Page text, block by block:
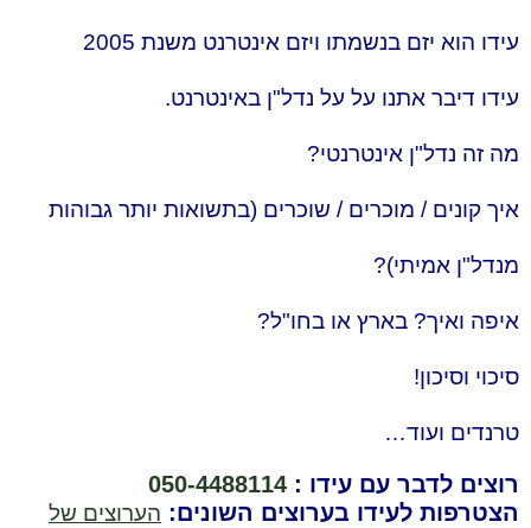
עידו הוא יזם בנשמתו ויזם אינטרנט משנת 2005
עידו דיבר אתנו על על נדל"ן באינטרנט.
מה זה נדל"ן אינטרנטי?
איך קונים / מוכרים / שוכרים (בתשואות יותר גבוהות
מנדל"ן אמיתי)?
איפה ואיך? בארץ או בחו"ל?
סיכוי וסיכון!
טרנדים ועוד…
רוצים לדבר עם עידו : 050-4488114
הצטרפות לעידו בערוצים השונים: הערוצים של